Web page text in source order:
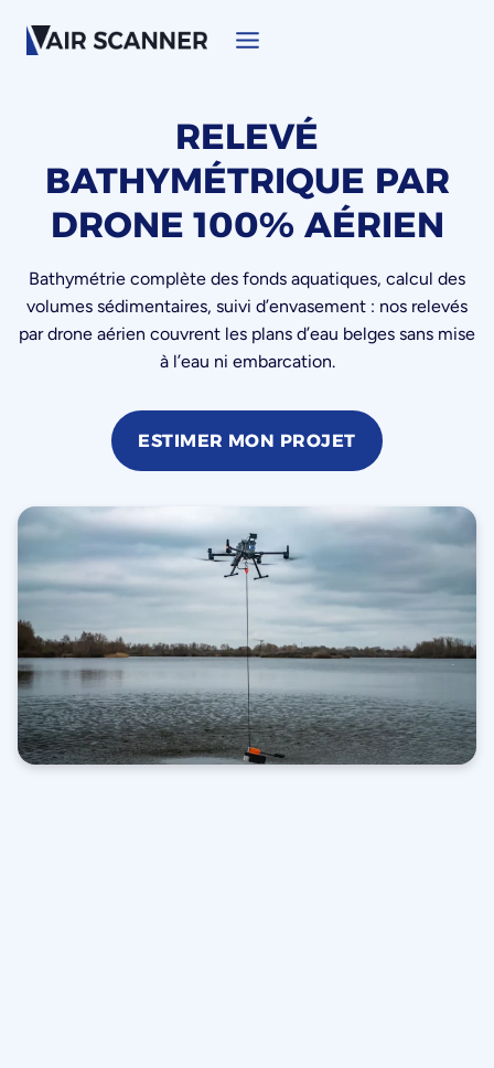
RELEVÉ
BATHYMÉTRIQUE PAR
DRONE 100% AÉRIEN
Bathymétrie complète des fonds aquatiques, calcul des
volumes sédimentaires, suivi d’envasement : nos relevés
par drone aérien couvrent les plans d’eau belges sans mise
à l’eau ni embarcation.
ESTIMER MON PROJET